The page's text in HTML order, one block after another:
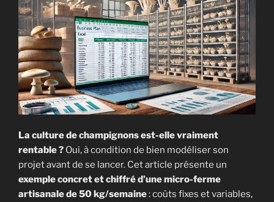
j’ai
relancé
ma
production
pas
à
pas »
La culture de champignons est-elle vraiment
rentable ? Oui, à condition de bien modéliser son
projet avant de se lancer. Cet article présente un
exemple concret et chiffré d’une micro-ferme
artisanale de 50 kg/semaine: coûts fixes et variables,